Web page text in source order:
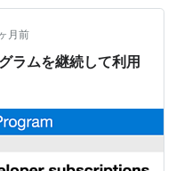
月前
ムを継続して利用